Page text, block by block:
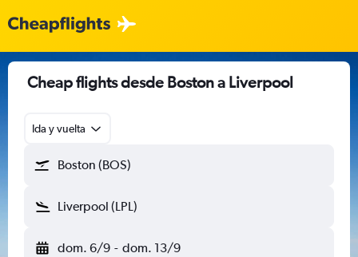
Cheap flights desde Boston a Liverpool
Ida y vuelta
Boston (BOS)
Liverpool (LPL)
dom. 6/9 - dom. 13/9